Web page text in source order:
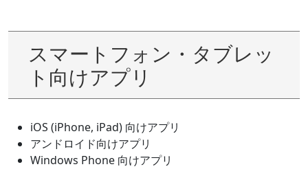
スマートフォン・タブレッ
ト向けアプリ
iOS (iPhone, iPad) 向けアプリ
アンドロイド向けアプリ
Windows Phone 向けアプリ